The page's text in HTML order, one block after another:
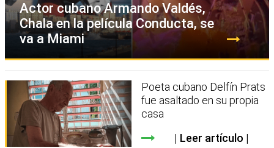
Actor cubano Armando Valdés,
Chala en la película Conducta, se
va a Miami
Poeta cubano Delfín Prats
fue asaltado en su propia
casa
Leer artículo